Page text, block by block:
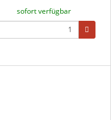
sofort verfügbar